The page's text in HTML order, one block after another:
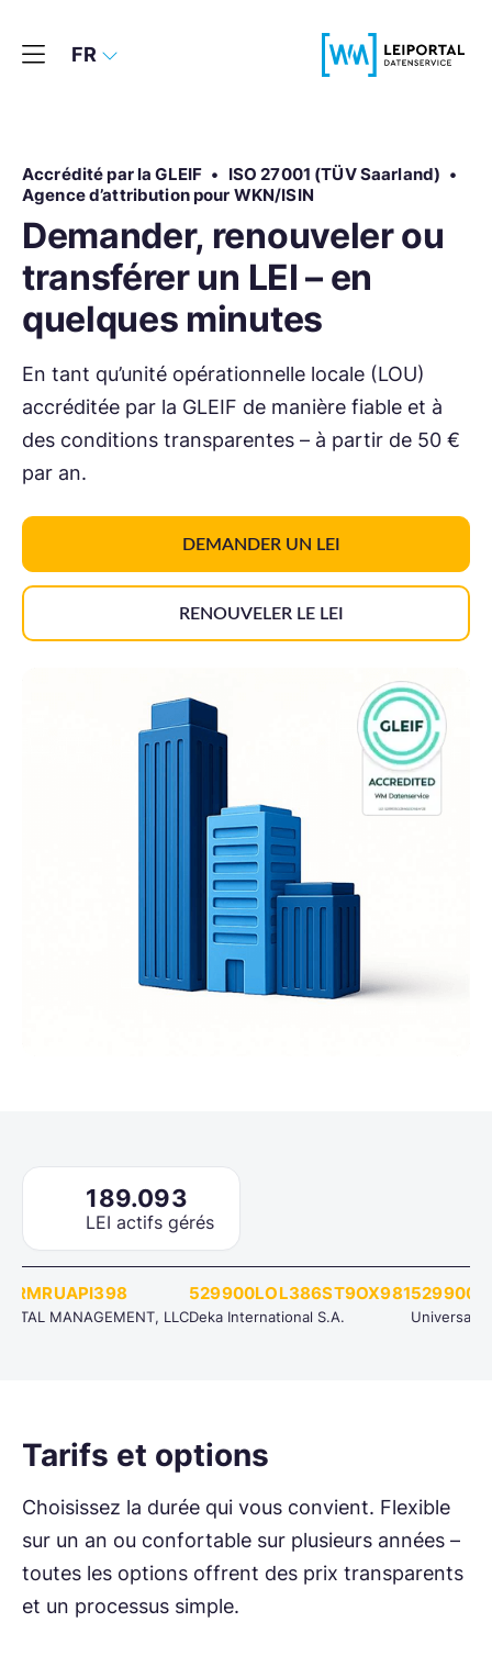
FR
Accrédité par la GLEIF • ISO 27001 (TÜV Saarland) •
Agence d’attribution pour WKN/ISIN
Demander, renouveler ou
transférer un LEI – en
quelques minutes
En tant qu’unité opérationnelle locale (LOU)
accréditée par la GLEIF de manière fiable et à
des conditions transparentes – à partir de 50 €
par an.
DEMANDER UN LEI
RENOUVELER LE LEI
189.093
LEI actifs gérés
MANAGEMENT, LLC
529900LOL386ST9OX981
Deka International S.A. Universal-
Ta­rifs et op­tions
Choisissez la durée qui vous convient. Flexible
sur un an ou confortable sur plusieurs années –
toutes les options offrent des prix transparents
et un processus simple.